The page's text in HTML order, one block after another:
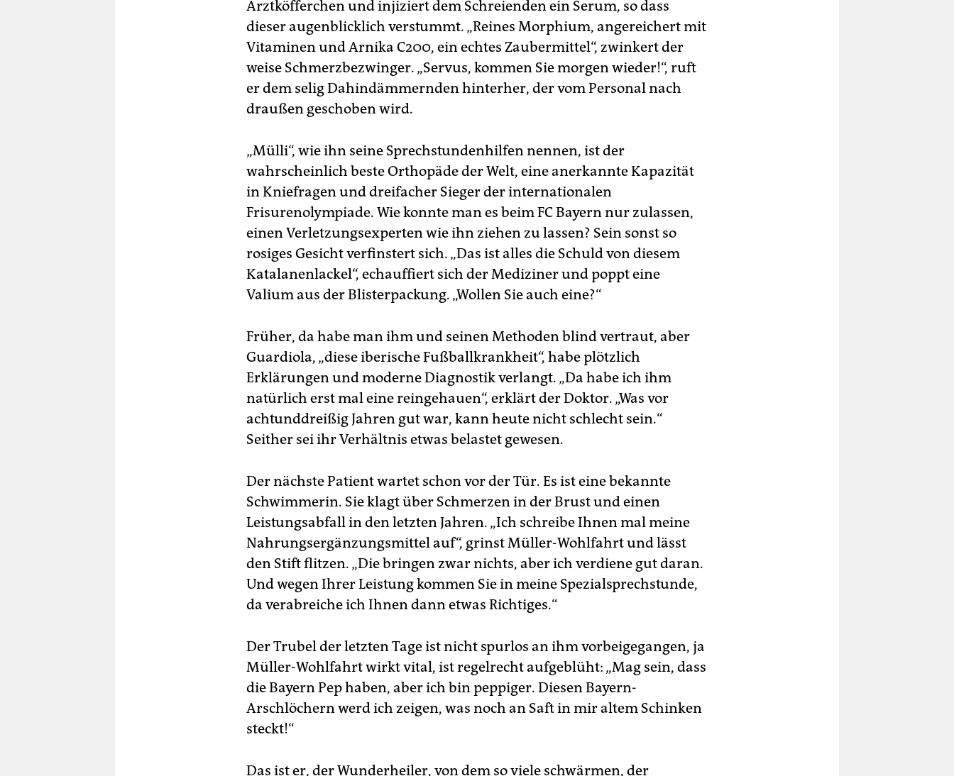
Arztköfferchen und injiziert dem Schreienden ein Serum, so dass
dieser augenblicklich verstummt. „Reines Morphium, angereichert mit
Vitaminen und Arnika C200, ein echtes Zaubermittel“, zwinkert der
weise Schmerzbezwinger. „Servus, kommen Sie morgen wieder!“, ruft
er dem selig Dahindämmernden hinterher, der vom Personal nach
draußen geschoben wird.
„Mülli“, wie ihn seine Sprechstundenhilfen nennen, ist der
wahrscheinlich beste Orthopäde der Welt, eine anerkannte Kapazität
in Kniefragen und dreifacher Sieger der internationalen
Frisurenolympiade. Wie konnte man es beim FC Bayern nur zulassen,
einen Verletzungsexperten wie ihn ziehen zu lassen? Sein sonst so
rosiges Gesicht verfinstert sich. „Das ist alles die Schuld von diesem
Katalanenlackel“, echauffiert sich der Mediziner und poppt eine
Valium aus der Blisterpackung. „Wollen Sie auch eine?“
Früher, da habe man ihm und seinen Methoden blind vertraut, aber
Guardiola, „diese iberische Fußballkrankheit“, habe plötzlich
Erklärungen und moderne Diagnostik verlangt. „Da habe ich ihm
natürlich erst mal eine reingehauen“, erklärt der Doktor. „Was vor
achtunddreißig Jahren gut war, kann heute nicht schlecht sein.“
Seither sei ihr Verhältnis etwas belastet gewesen.
Der nächste Patient wartet schon vor der Tür. Es ist eine bekannte
Schwimmerin. Sie klagt über Schmerzen in der Brust und einen
Leistungsabfall in den letzten Jahren. „Ich schreibe Ihnen mal meine
Nahrungsergänzungsmittel auf“, grinst Müller-Wohlfahrt und lässt
den Stift flitzen. „Die bringen zwar nichts, aber ich verdiene gut daran.
Und wegen Ihrer Leistung kommen Sie in meine Spezialsprechstunde,
da verabreiche ich Ihnen dann etwas Richtiges.“
Der Trubel der letzten Tage ist nicht spurlos an ihm vorbeigegangen, ja
Müller-Wohlfahrt wirkt vital, ist regelrecht aufgeblüht: „Mag sein, dass
die Bayern Pep haben, aber ich bin peppiger. Diesen Bayern-
Arschlöchern werd ich zeigen, was noch an Saft in mir altem Schinken
steckt!“
Das ist er, der Wunderheiler, von dem so viele schwärmen, der